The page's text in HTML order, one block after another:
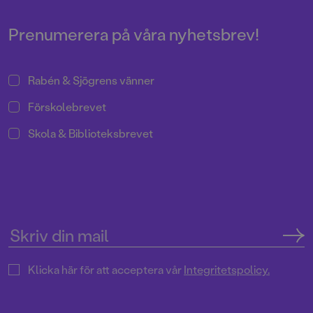
Prenumerera på våra nyhetsbrev!
Rabén & Sjögrens vänner
Förskolebrevet
Skola & Biblioteksbrevet
Klicka här för att acceptera vårIntegritetspolicy.